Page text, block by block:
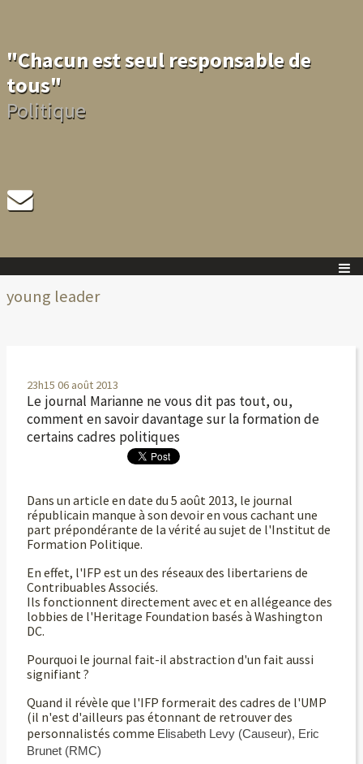
"Chacun est seul responsable de
tous"
Politique
young leader
23h15 06 août 2013
Le journal Marianne ne vous dit pas tout, ou,
comment en savoir davantage sur la formation de
certains cadres politiques
Dans un article en date du 5 août 2013, le journal
républicain manque à son devoir en vous cachant une
part prépondérante de la vérité au sujet de l'Institut de
Formation Politique.
En effet, l'IFP est un des réseaux des libertariens de
Contribuables Associés.
Ils fonctionnent directement avec et en allégeance des
lobbies de l'Heritage Foundation basés à Washington
DC.
Pourquoi le journal fait-il abstraction d'un fait aussi
signifiant ?
Quand il révèle que l'IFP formerait des cadres de l'UMP
(il n'est d'ailleurs pas étonnant de retrouver des
personnalistés comme Elisabeth Levy (Causeur), Eric
Brunet (RMC)